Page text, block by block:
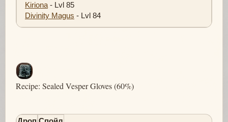
Kiriona - Lvl 85
Divinity Magus - Lvl 84
Recipe: Sealed Vesper Gloves (60%)